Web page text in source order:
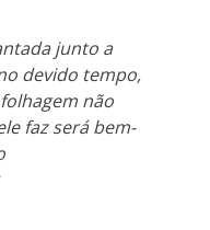
junto a
devido tempo,
não
faz será bem-